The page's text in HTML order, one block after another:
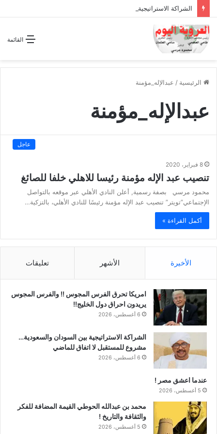
القائمة
الرئيسية / عبدالإله_مؤمنة
عبدالإله_مؤمنة
عاجل
8 فبراير، 2020
تنصيب عبد الإله مؤمنة رئيسا للاهلي خلفا للصائغ
محمود مرسي بصفة رسمية, أعلن النادي الأهلي عبر موقعه بالتواصل
الإجتماعي”تويتر” تنصيب عبد الإله مؤمنة رئيسًا للنادي الأهلي، بالتزكية…
أكمل القراءة »
الأخيرة الأشهر تعليقات
امريكا تحرق الفرس المجوس !! والفرس المجوس
يريدون احراق دول الخليج!!
6 أغسطس، 2026
الشراكة الاستراتيجية بين السودان والسعودية…
مشروع للمستقبل لا اتفاق للماضي
6 أغسطس، 2026
عندما اعشق مصر !
5 أغسطس، 2026
محمد بن عبدالله الحوطي القيمة المضافة للفكر
والثقافة والتاريخ !
5 أغسطس، 2026